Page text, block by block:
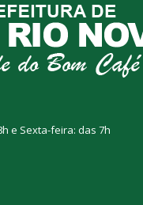
e Sexta-feira: das 7h